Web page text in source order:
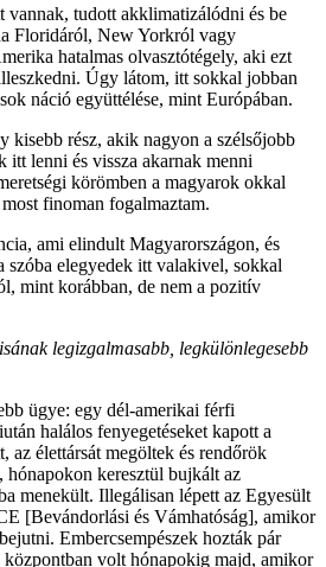
vannak, tudott akklimatizálódni és be
Floridáról, New Yorkról vagy
hatalmas olvasztótégely, aki ezt
Úgy látom, itt sokkal jobban
náció együttélése, mint Európában.
kisebb rész, akik nagyon a szélsőjobb
itt lenni és vissza akarnak menni
körömben a magyarok okkal
finoman fogalmaztam.
ami elindult Magyarországon, és
szóba elegyedek itt valakivel, sokkal
mint korábban, de nem a pozitív
legizgalmasabb, legkülönlegesebb
ügye: egy dél-amerikai férfi
halálos fenyegetéseket kapott a
az élettársát megöltek és rendőrök
hónapokon keresztül bujkált az
menekült. Illegálisan lépett az Egyesült
[Bevándorlási és Vámhatóság], amikor
Embercsempészek hozták pár
volt hónapokig majd, amikor